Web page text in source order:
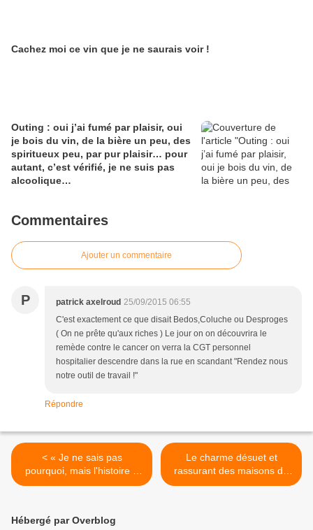
Cachez moi ce vin que je ne saurais voir !
Outing : oui j’ai fumé par plaisir, oui
je bois du vin, de la bière un peu, des
spiritueux peu, par pur plaisir… pour
autant, c’est vérifié, je ne suis pas
alcoolique…
Commentaires
Ajouter un commentaire
P patrick axelroud 25/09/2015 06:55
C'est exactement ce que disait Bedos,Coluche ou Desproges
( On ne prête qu'aux riches ) Le jour on on découvrira le
remède contre le cancer on verra la CGT personnel
hospitalier descendre dans la rue en scandant "Rendez nous
notre outil de travail !"
Répondre
< « Je ne sais pas
pourquoi, mais l'histoire à
Alexandre Bain, qui peut
Bernard Moitessier et sa
Le charme désuet et
rassurant des maisons de
confiance est-il à jamais
Hébergé par Overblog